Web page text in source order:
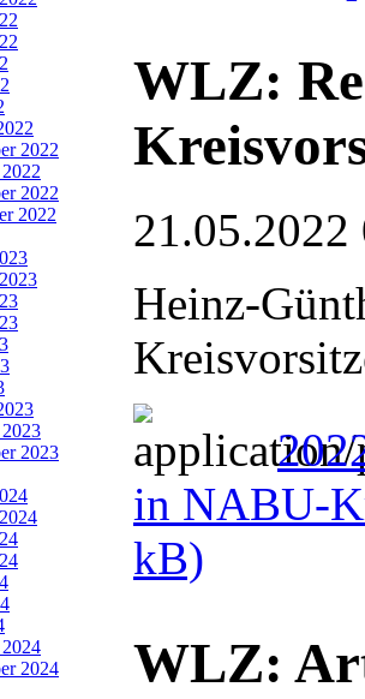
2022
2022
2022
2023
2024
WLZ:
21.05.2022
Heinz-
in NABU-
kB)
WLZ: